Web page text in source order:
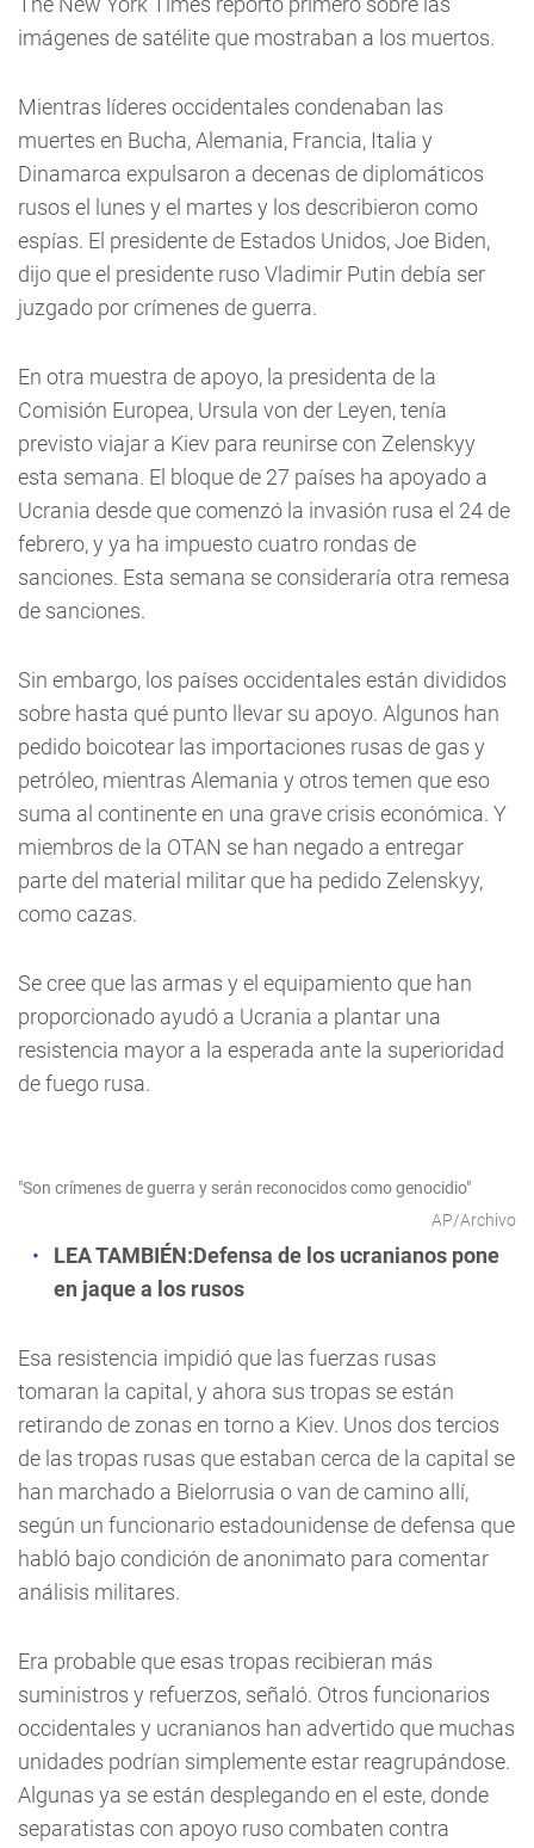
imágenes de satélite que mostraban a los muertos.
Mientras líderes occidentales condenaban las
muertes en Bucha, Alemania, Francia, Italia y
Dinamarca expulsaron a decenas de diplomáticos
rusos el lunes y el martes y los describieron como
espías. El presidente de Estados Unidos, Joe Biden,
dijo que el presidente ruso Vladimir Putin debía ser
juzgado por crímenes de guerra.
En otra muestra de apoyo, la presidenta de la
Comisión Europea, Ursula von der Leyen, tenía
previsto viajar a Kiev para reunirse con Zelenskyy
esta semana. El bloque de 27 países ha apoyado a
Ucrania desde que comenzó la invasión rusa el 24 de
febrero, y ya ha impuesto cuatro rondas de
sanciones. Esta semana se consideraría otra remesa
de sanciones.
Sin embargo, los países occidentales están divididos
sobre hasta qué punto llevar su apoyo. Algunos han
pedido boicotear las importaciones rusas de gas y
petróleo, mientras Alemania y otros temen que eso
suma al continente en una grave crisis económica. Y
miembros de la OTAN se han negado a entregar
parte del material militar que ha pedido Zelenskyy,
como cazas.
Se cree que las armas y el equipamiento que han
proporcionado ayudó a Ucrania a plantar una
resistencia mayor a la esperada ante la superioridad
de fuego rusa.
"Son crímenes de guerra y serán reconocidos como genocidio"
AP/Archivo
LEA TAMBIÉN:Defensa de los ucranianos pone
en jaque a los rusos
Esa resistencia impidió que las fuerzas rusas
tomaran la capital, y ahora sus tropas se están
retirando de zonas en torno a Kiev. Unos dos tercios
de las tropas rusas que estaban cerca de la capital se
han marchado a Bielorrusia o van de camino allí,
según un funcionario estadounidense de defensa que
habló bajo condición de anonimato para comentar
análisis militares.
Era probable que esas tropas recibieran más
suministros y refuerzos, señaló. Otros funcionarios
occidentales y ucranianos han advertido que muchas
unidades podrían simplemente estar reagrupándose.
Algunas ya se están desplegando en el este, donde
separatistas con apoyo ruso combaten contra